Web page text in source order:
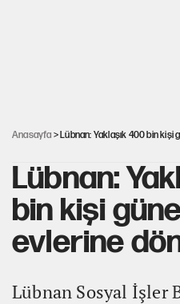
Anasayfa > Lübnan: Yaklaşık 400 bin kişi
Lübnan:
bin kişi
evlerine
Lübnan Sosyal İşler